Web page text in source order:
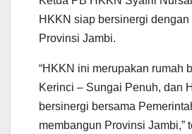
HKKN siap bersinergi dengan
Provinsi Jambi.
“HKKN ini merupakan rumah
Kerinci – Sungai Penuh, dan
bersinergi bersama
membangun Provinsi Jambi,”